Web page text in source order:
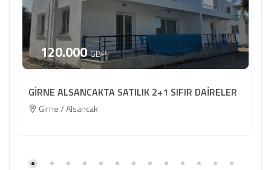
120.000 GBP
GİRNE ALSANCAKTA SATILIK 2+1 SIFIR DAİRELER
Girne / Alsancak